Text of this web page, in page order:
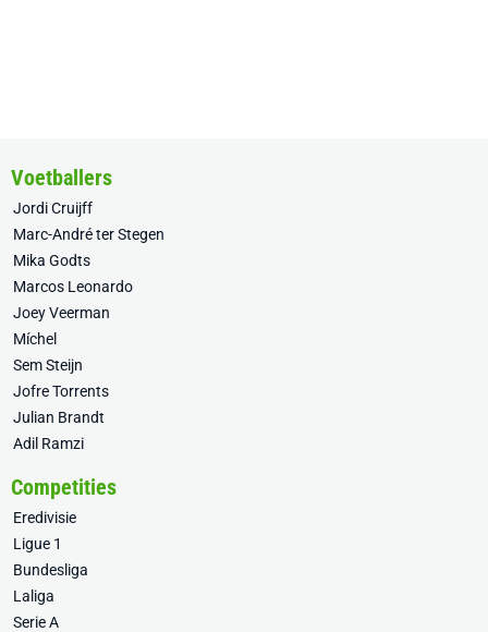
Voetballers
Jordi Cruijff
Marc-André ter Stegen
Mika Godts
Marcos Leonardo
Joey Veerman
Míchel
Sem Steijn
Jofre Torrents
Julian Brandt
Adil Ramzi
Competities
Eredivisie
Ligue 1
Bundesliga
Laliga
Serie A